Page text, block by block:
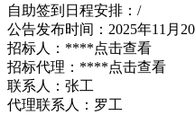
自助签到日程安排：/
公告发布时间：2025年11月20
招标人：****点击查看
招标代理：****点击查看
联系人：张工
代理联系人：罗工